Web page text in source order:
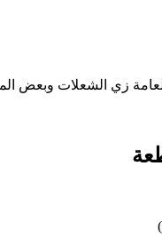
زي الشعلات وبعض